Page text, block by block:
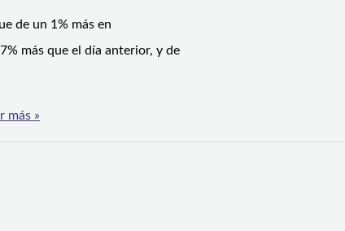
de un 1% más en
más que el día anterior, y de
más »